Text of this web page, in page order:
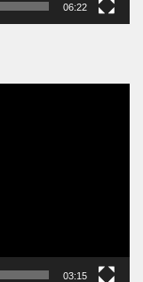
06:22
03:15